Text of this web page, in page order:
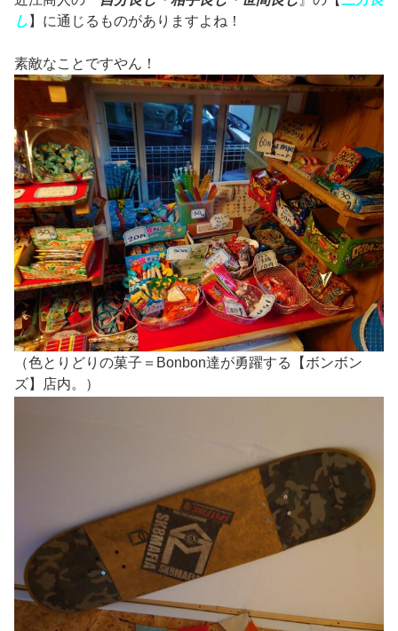
し 】に通じるものがありますよね！
素敵なことですやん！
（色とりどりの菓子＝Bonbon達が勇躍する【ボンボン
ズ】店内。）